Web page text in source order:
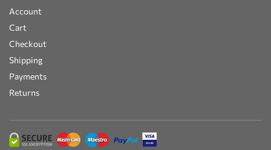
Account
Cart
Checkout
Shipping
Payments
Returns